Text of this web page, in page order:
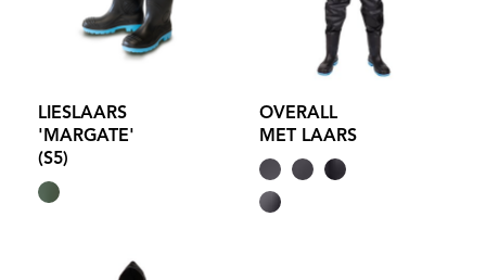
LIESLAARS
'MARGATE'
(S5)
OVERALL
MET LAARS